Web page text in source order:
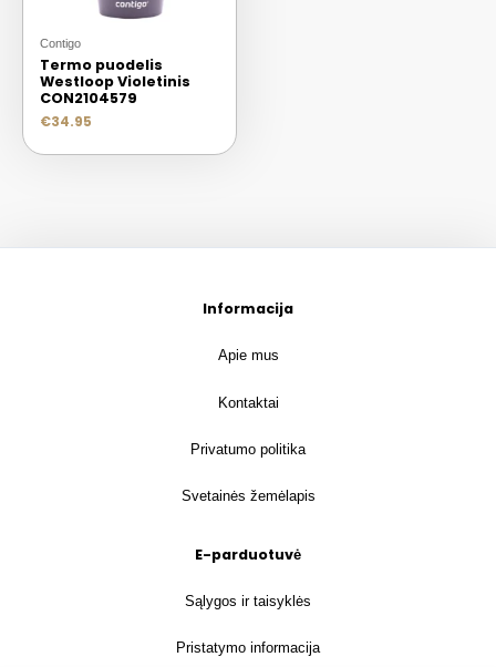
Contigo
Termo puodelis
Westloop Violetinis
CON2104579
€34.95
Informacija
Apie mus
Kontaktai
Privatumo politika
Svetainės žemėlapis
E-parduotuvė
Sąlygos ir taisyklės
Pristatymo informacija